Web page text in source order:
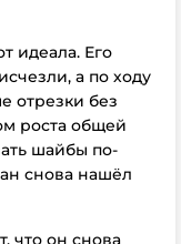
идеала. Его
а по ходу
отрезки без
роста общей
шайбы по-
снова нашёл
что он снова